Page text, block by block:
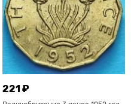
221 ₽